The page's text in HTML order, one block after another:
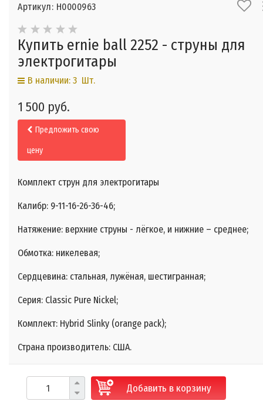
Артикул: Н0000963
Купить ernie ball 2252 - струны для
электрогитары
В наличии: 3 Шт.
1 500 руб.
Предложить свою
цену
Комплект струн для электрогитары
Калибр: 9-11-16-26-36-46;
Натяжение: верхние струны - лёгкое, и нижние – среднее;
Обмотка: никелевая;
Сердцевина: стальная, лужёная, шестигранная;
Серия: Classic Pure Nickel;
Комплект: Hybrid Slinky (orange pack);
Страна производитель: США.
Добавить в корзину